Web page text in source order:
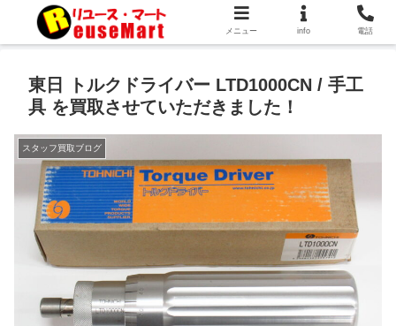
東日 トルクドライバー LTD1000CN / 手工
具 を買取させていただきました！
スタッフ買取ブログ
メニュー info 電話